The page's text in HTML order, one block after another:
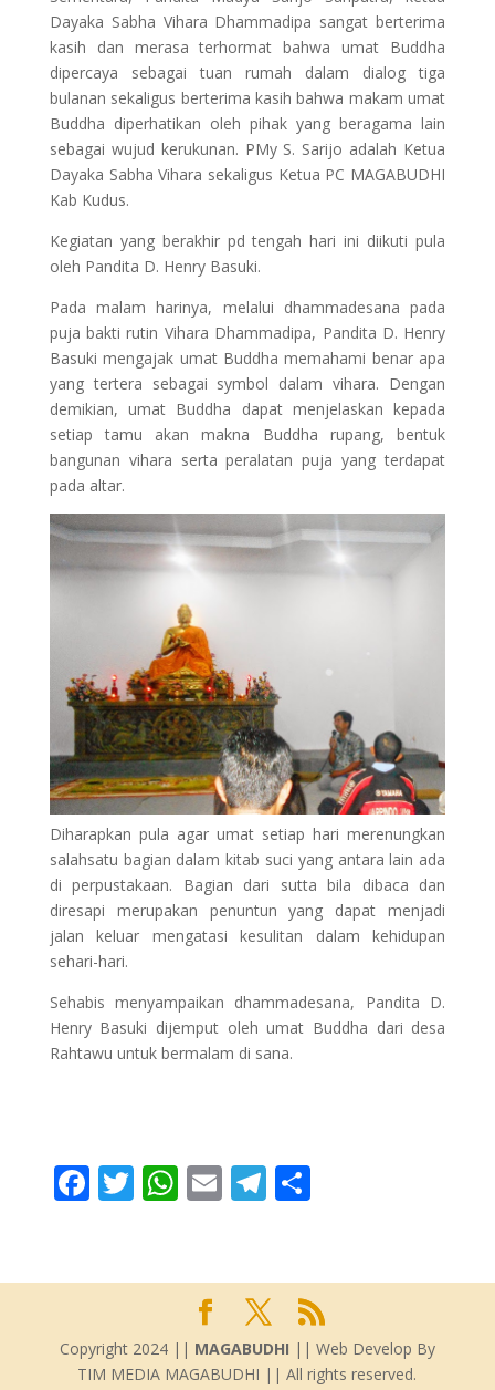
Dayaka Sabha Vihara Dhammadipa sangat berterima
kasih dan merasa terhormat bahwa umat Buddha
dipercaya sebagai tuan rumah dalam dialog tiga
bulanan sekaligus berterima kasih bahwa makam umat
Buddha diperhatikan oleh pihak yang beragama lain
sebagai wujud kerukunan. PMy S. Sarijo adalah Ketua
Dayaka Sabha Vihara sekaligus Ketua PC MAGABUDHI
Kab Kudus.
Kegiatan yang berakhir pd tengah hari ini diikuti pula
oleh Pandita D. Henry Basuki.
Pada malam harinya, melalui dhammadesana pada
puja bakti rutin Vihara Dhammadipa, Pandita D. Henry
Basuki mengajak umat Buddha memahami benar apa
yang tertera sebagai symbol dalam vihara. Dengan
demikian, umat Buddha dapat menjelaskan kepada
setiap tamu akan makna Buddha rupang, bentuk
bangunan vihara serta peralatan puja yang terdapat
pada altar.
Diharapkan pula agar umat setiap hari merenungkan
salahsatu bagian dalam kitab suci yang antara lain ada
di perpustakaan. Bagian dari sutta bila dibaca dan
diresapi merupakan penuntun yang dapat menjadi
jalan keluar mengatasi kesulitan dalam kehidupan
sehari-hari.
Sehabis menyampaikan dhammadesana, Pandita D.
Henry Basuki dijemput oleh umat Buddha dari desa
Rahtawu untuk bermalam di sana.
F
b
o
T
er
W
s
A
p
E
l
T
gr
a
m
S
e
Copyright 2024 || MAGABUDHI || Web Develop By
TIM MEDIA MAGABUDHI || All rights reserved.